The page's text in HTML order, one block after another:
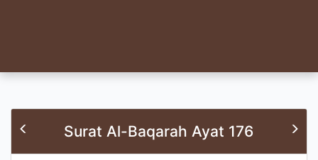
Surat Al-Baqarah Ayat 176